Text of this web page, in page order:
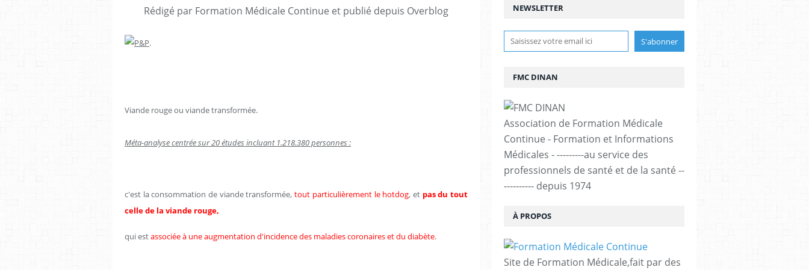
Rédigé par Formation Médicale Continue et publié depuis Overblog
.
Viande rouge ou viande transformée.
Méta-analyse centrée sur 20 études incluant 1.218.380 personnes :
c'est la consommation de viande transformée,tout particulièrement le hotdog, et pas du tout
celle de la viande rouge,
qui estassociée à une augmentation d'incidence des maladies coronaires et du diabète.
NEWSLETTER
FMC DINAN
Association de Formation Médicale
Continue - Formation et Informations
Médicales - ---------au service des
professionnels de santé et de la santé --
---------- depuis 1974
À PROPOS
Site de Formation Médicale,fait par des